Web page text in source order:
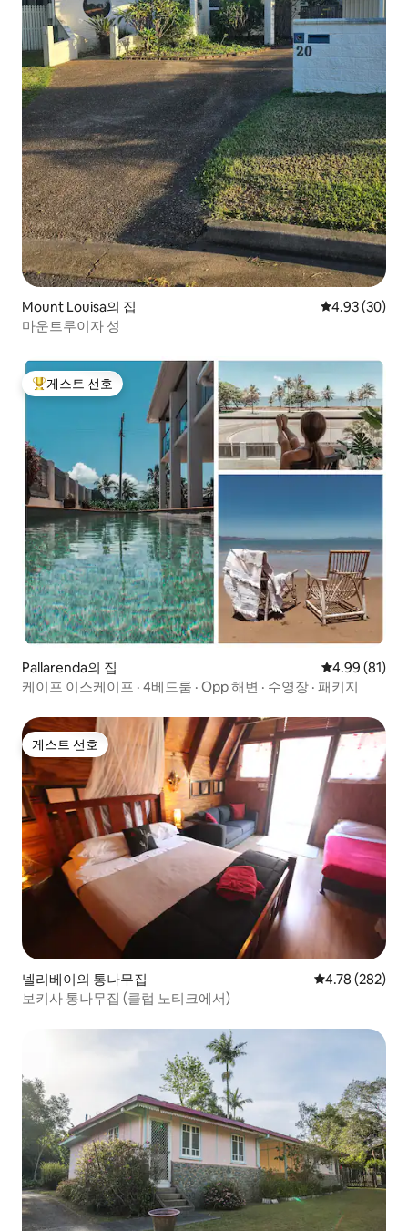
Mount Louisa의 집 평점 4.93점(5
4.93 (30)
마운트루이자 성
상위 게스트 선호
게스트 선호
Pallarenda의 집 평점 4.99점(5
4.99 (81)
케이프 이스케이프 · 4베드룸 · Opp 해변 · 수영장 · 패키지
게스트 선호
게스트 선호
넬리베이의 통나무집 평점 4.78점(5
4.78 (282)
보키사 통나무집 (클럽 노티크에서)